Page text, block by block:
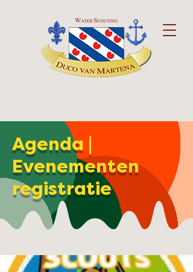
Agenda |
Evenementen
registratie